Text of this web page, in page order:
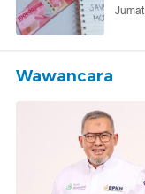
Wawancara